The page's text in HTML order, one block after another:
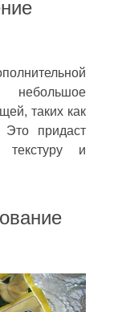
таких как
придаст
текстуру и